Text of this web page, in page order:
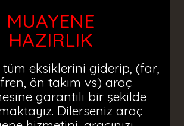
MUAYENE
HAZIRLIK
tüm eksiklerini giderip, (far,
ön takım vs) araç
garantili bir şekilde
Dilerseniz araç